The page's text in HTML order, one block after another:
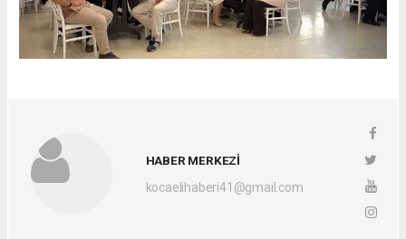
HABER MERKEZİ
kocaelihaberi41@gmail.com